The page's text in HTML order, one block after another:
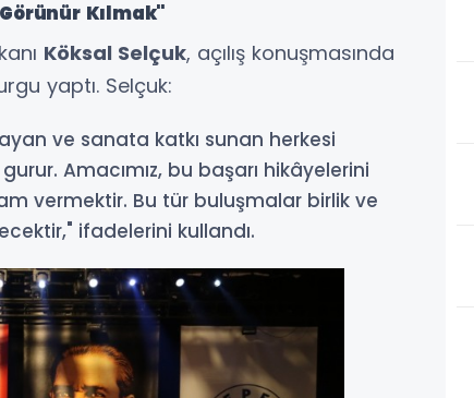
Kılmak"
Köksal Selçuk, açılış konuşmasında
yaptı. Selçuk:
ve sanata katkı sunan herkesi
Amacımız, bu başarı hikâyelerini
vermektir. Bu tür buluşmalar birlik ve
ifadelerini kullandı.